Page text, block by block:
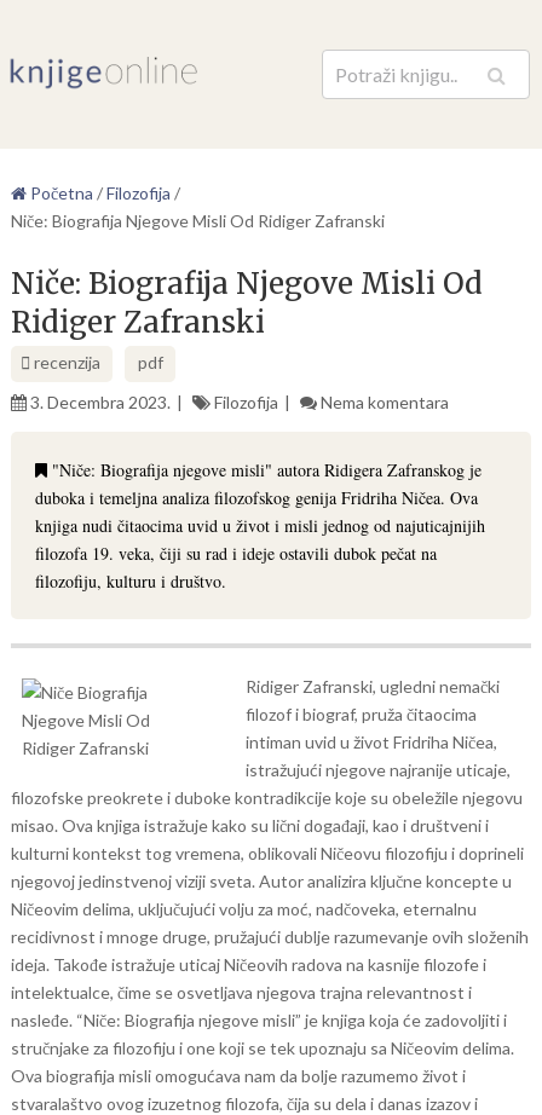
Pretraga
Početna /Filozofija /
Niče: Biografija Njegove Misli Od Ridiger Zafranski
Niče: Biografija Njegove Misli Od
Ridiger Zafranski
recenzija
pdf
3. Decembra 2023.
Filozofija Nema komentara
"Niče: Biografija njegove misli" autora Ridigera Zafranskog je
duboka i temeljna analiza filozofskog genija Fridriha Ničea. Ova
knjiga nudi čitaocima uvid u život i misli jednog od najuticajnijih
filozofa 19. veka, čiji su rad i ideje ostavili dubok pečat na
filozofiju, kulturu i društvo.
Ridiger Zafranski, ugledni nemački
filozof i biograf, pruža čitaocima
intiman uvid u život Fridriha Ničea,
istražujući njegove najranije uticaje,
filozofske preokrete i duboke kontradikcije koje su obeležile njegovu
misao. Ova knjiga istražuje kako su lični događaji, kao i društveni i
kulturni kontekst tog vremena, oblikovali Ničeovu filozofiju i doprineli
njegovoj jedinstvenoj viziji sveta. Autor analizira ključne koncepte u
Ničeovim delima, uključujući volju za moć, nadčoveka, eternalnu
recidivnost i mnoge druge, pružajući dublje razumevanje ovih složenih
ideja. Takođe istražuje uticaj Ničeovih radova na kasnije filozofe i
intelektualce, čime se osvetljava njegova trajna relevantnost i
nasleđe. “Niče: Biografija njegove misli” je knjiga koja će zadovoljiti i
stručnjake za filozofiju i one koji se tek upoznaju sa Ničeovim delima.
Ova biografija misli omogućava nam da bolje razumemo život i
stvaralaštvo ovog izuzetnog filozofa, čija su dela i danas izazov i